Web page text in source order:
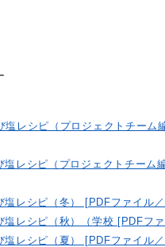
塩レシピ（プロジェクトチーム
塩レシピ（プロジェクトチーム
塩レシピ（冬） [PDFファイル／
塩レシピ（秋）（学校 [PDFフ
塩レシピ（夏） [PDFファイル／